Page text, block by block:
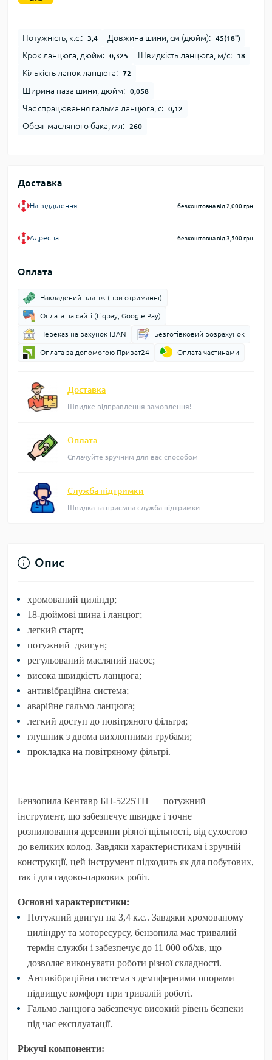
Потужність, к.с.: 3,4 Довжина шини, см (дюйм): 45(18")
Крок ланцюга, дюйм: 0,325 Швидкість ланцюга, м/с: 18
Кількість ланок ланцюга: 72
Ширина паза шини, дюйм: 0,058
Час спрацювання гальма ланцюга, с: 0,12
Обсяг масляного бака, мл: 260
Доставка
На відділення безкоштовна від 2,000 грн.
Адресна безкоштовна від 3,500 грн.
Оплата
Накладений платіж (при отриманні)
Оплата на сайті (Liqpay, Google Pay)
Переказ на рахунок IBAN Безготівковий розрахунок
Оплата за допомогою Приват24 Оплата частинами
Доставка
Швидке відправлення замовлення!
Оплата
Сплачуйте зручним для вас способом
Служба підтримки
Швидка та приємна служба підтримки
Опис
хромований циліндр;
18-дюймові шина і ланцюг;
легкий старт;
потужний двигун;
регульований масляний насос;
висока швидкість ланцюга;
антивібраційна система;
аварійне гальмо ланцюга;
легкий доступ до повітряного фільтра;
глушник з двома вихлопними трубами;
прокладка на повітряному фільтрі.
Бензопила Кентавр БП-5225ТН — потужний
інструмент, що забезпечує швидке і точне
розпилювання деревини різної щільності, від сухостою
до великих колод. Завдяки характеристикам і зручній
конструкції, цей інструмент підходить як для побутових,
так і для садово-паркових робіт.
Основні характеристики:
Потужний двигун на 3,4 к.с.. Завдяки хромованому
циліндру та моторесурсу, бензопила має тривалий
термін служби і забезпечує до 11 000 об/хв, що
дозволяє виконувати роботи різної складності.
Антивібраційна система з демпферними опорами
підвищує комфорт при тривалій роботі.
Гальмо ланцюга забезпечує високий рівень безпеки
під час експлуатації.
Ріжучі компоненти: